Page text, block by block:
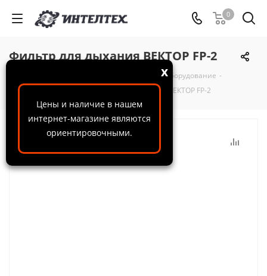
Цены и наличие в нашем
интернет-магазине являются
ориентировочными.
x
0
Фильтр для дыхания ВЕКТОР FP-2
Пескоструйное оборудование -
СИЗ Пескоструйщика
Фильтр для дыхания ВЕКТОР FP-2